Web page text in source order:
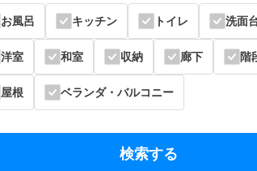
お風呂 キッチン トイレ 洗面
洋室 和室 収納 廊下 階
屋根 ベランダ・バルコニー
検索する